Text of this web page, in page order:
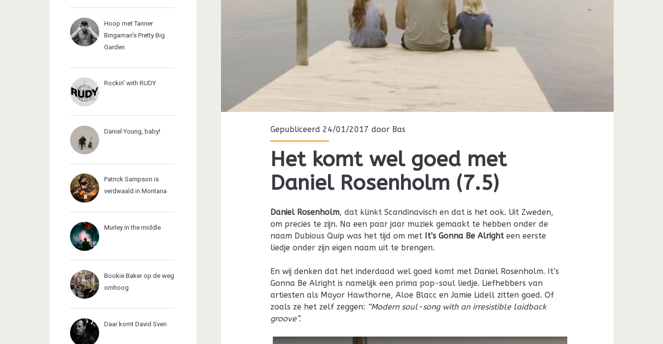
Gepubliceerd 24/01/2017 door Bas
Het komt wel goed met
Daniel Rosenholm (7.5)
Daniel Rosenholm, dat klinkt Scandinavisch en dat is het ook. Uit Zweden,
om precies te zijn. Na een paar jaar muziek gemaakt te hebben onder de
naam Dubious Quip was het tijd om met It’s Gonna Be Alrighteen eerste
liedje onder zijn eigen naam uit te brengen.
En wij denken dat het inderdaad wel goed komt met Daniel Rosenholm. It’s
Gonna Be Alright is namelijk een prima pop-soul liedje. Liefhebbers van
artiesten als Mayor Hawthorne, Aloe Blacc en Jamie Lidell zitten goed. Of
zoals ze het zelf zeggen: “Modern soul-song with an irresistible laidback
groove”.
Hoop met Tanner
Bingaman's Pretty Big
Garden
Rockin' with RUDY
Daniel Young, baby!
Patrick Sampson is
verdwaald in Montana
Murley in the middle
Bookie Baker op de weg
omhoog
Daar komt David Sven